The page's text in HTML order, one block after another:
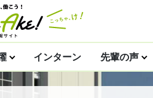
インターン 先輩の声